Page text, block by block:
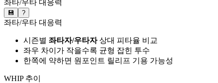
좌타/우타 대응력
💾 ?
좌타/우타 대응력
시즌별 좌타자/우타자상대 피타율 비교
좌우 차이가 작을수록 균형 잡힌 투수
한쪽에 약하면 원포인트 릴리프 기용 가능성
WHIP 추이